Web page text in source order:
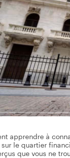
apprendre à
le quartier
que vous ne